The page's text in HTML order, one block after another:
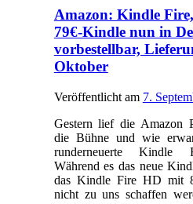
Amazon: Kindle
79€-Kindle nun in
vorbestellbar,
Oktober
Veröffentlicht am 7.
Gestern lief die Amazon
die Bühne und wie
runderneuerte Kindle
Während es das neue
das Kindle Fire HD mit
nicht zu uns schaffen